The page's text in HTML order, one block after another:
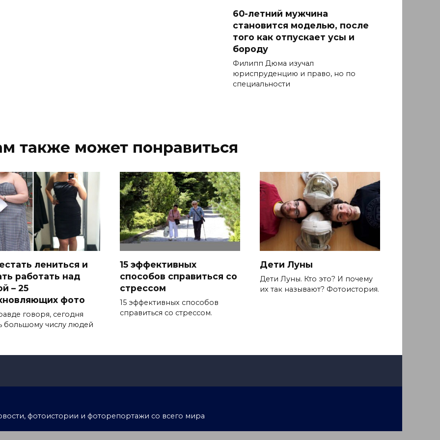
60-летний мужчина
становится моделью, после
того как отпускает усы и
бороду
Филипп Дюма изучал
юриспруденцию и право, но по
специальности
также может понравиться
лениться и
работать над
– 25
фото
говоря, сегодня
большому числу людей
15 эффективных
способов справиться со
стрессом
15 эффективных способов
справиться со стрессом.
Дети Луны
Дети Луны. Кто это? И почему
их так называют? Фотоистория.
фотоистории и фоторепортажи со всего мира